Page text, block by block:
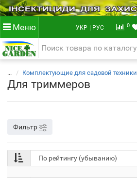
Меню УКР | РУС 0
... Комплектующие для садовой техники
Для триммеров
Фильтр